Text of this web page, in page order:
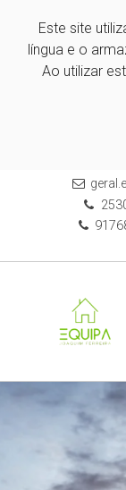
Este site
língua e o
Ao utilizar